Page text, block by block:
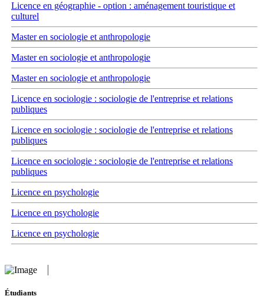
Licence en géographie - option : aménagement touristique et
culturel
Master en sociologie et anthropologie
Master en sociologie et anthropologie
Master en sociologie et anthropologie
Licence en sociologie : sociologie de l'entreprise et relations
publiques
Licence en sociologie : sociologie de l'entreprise et relations
publiques
Licence en sociologie : sociologie de l'entreprise et relations
publiques
Licence en psychologie
Licence en psychologie
Licence en psychologie
Étudiants